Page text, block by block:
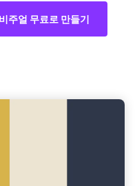
주얼 무료로 만들기